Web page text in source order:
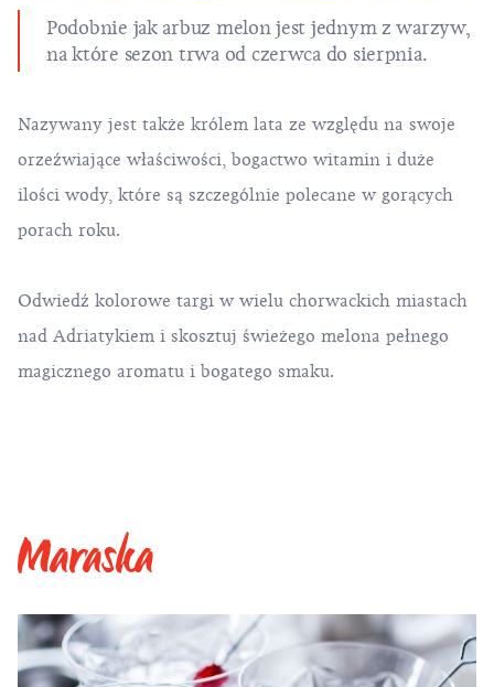
Podobnie jak arbuz melon jest jednym z warzyw,
na które sezon trwa od czerwca do sierpnia.
Nazywany jest także królem lata ze względu na swoje
orzeźwiające właściwości, bogactwo witamin i duże
ilości wody, które są szczególnie polecane w gorących
porach roku.
Odwiedź kolorowe targi w wielu chorwackich miastach
nad Adriatykiem i skosztuj świeżego melona pełnego
magicznego aromatu i bogatego smaku.
Maraska